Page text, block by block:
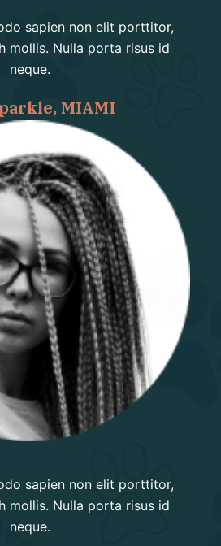
sapien non elit porttitor,
mollis. Nulla porta risus id
neque.
MIAMI
sapien non elit porttitor,
mollis. Nulla porta risus id
neque.